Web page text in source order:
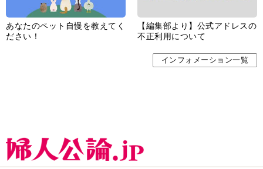
あなたのペット自慢を教えてく
ださい！
【編集部より】公式アドレスの
不正利用について
インフォメーション一覧